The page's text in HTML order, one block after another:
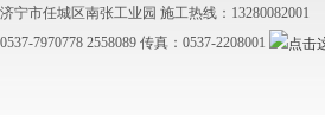
宁市任城区南张工业园 施工热线：13280082001
7970778 2558089 传真：0537-2208001